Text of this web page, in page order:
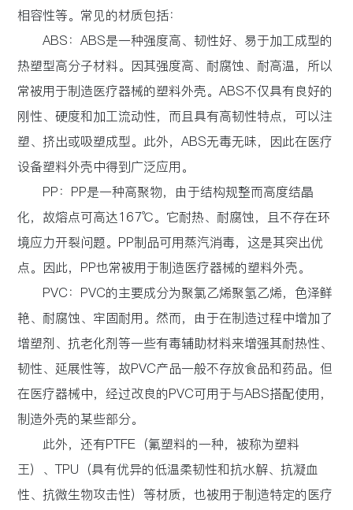
相容性等。常见的材质包括：
ABS：ABS是一种强度高、韧性好、易于加工成型的
热塑型高分子材料。因其强度高、耐腐蚀、耐高温，所以
常被用于制造医疗器械的塑料外壳。ABS不仅具有良好的
刚性、硬度和加工流动性，而且具有高韧性特点，可以注
塑、挤出或吸塑成型。此外，ABS无毒无味，因此在医疗
设备塑料外壳中得到广泛应用。
PP：PP是一种高聚物，由于结构规整而高度结晶
化，故熔点可高达167℃。它耐热、耐腐蚀，且不存在环
境应力开裂问题。PP制品可用蒸汽消毒，这是其突出优
点。因此，PP也常被用于制造医疗器械的塑料外壳。
PVC：PVC的主要成分为聚氯乙烯聚氢乙烯，色泽鲜
艳、耐腐蚀、牢固耐用。然而，由于在制造过程中增加了
增塑剂、抗老化剂等一些有毒辅助材料来增强其耐热性、
韧性、延展性等，故PVC产品一般不存放食品和药品。但
在医疗器械中，经过改良的PVC可用于与ABS搭配使用，
制造外壳的某些部分。
此外，还有PTFE（氟塑料的一种，被称为塑料
王）、TPU（具有优异的低温柔韧性和抗水解、抗凝血
性、抗微生物攻击性）等材质，也被用于制造特定的医疗